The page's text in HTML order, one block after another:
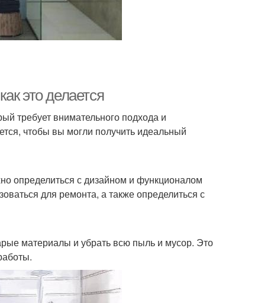
это делается
требует внимательного подхода и
чтобы вы могли получить идеальный
определиться с дизайном и функционалом
для ремонта, а также определиться с
материалы и убрать всю пыль и мусор. Это